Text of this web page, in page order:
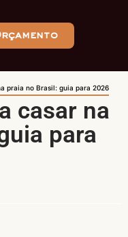
praia no Brasil: guia para 2026
casar na
para